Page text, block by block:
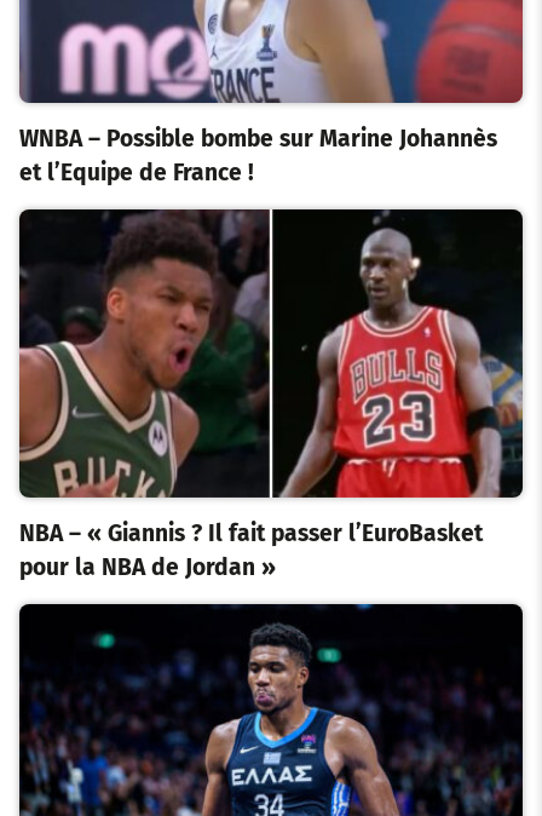
WNBA – Possible bombe sur Marine Johannès
et l’Equipe de France !
NBA – « Giannis ? Il fait passer l’EuroBasket
pour la NBA de Jordan »